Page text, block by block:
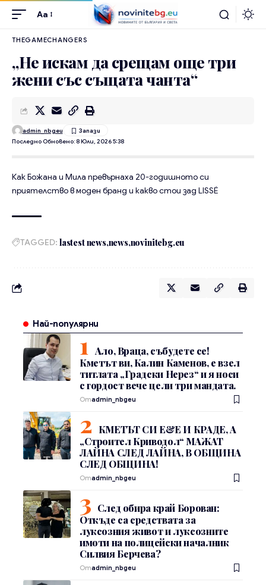
Aa
THEGAMECHANGERS
„Не искам да срещам още три
жени със същата чанта“
Последно Обновено: 8 Юли, 2026 5:38
admin_nbgeu
Как Божана и Мила превърнаха 20-годишното си
приятелство в моден бранд и какво стои зад LISSÉ
TAGGED: lastest news news novinitebg.eu
Най-популярни
Ало, Враца, събудете се!
Кметът ви, Калин Каменов, е взел
титлата „Градски Нерез“ и я носи
с гордост вече цели три мандата.
Отadmin_nbgeu
КМЕТЪТ СИ Е&Е И КРАДЕ, А
„Строител Криводол“ МАЖАТ
ЛАЙНА СЛЕД ЛАЙНА, В ОБЩИНА
СЛЕД ОБЩИНА!
Отadmin_nbgeu
След обира край Борован:
Откъде са средствата за
луксозния живот и луксозните
имоти на полицейски началник
Силвия Берчева?
Отadmin_nbgeu